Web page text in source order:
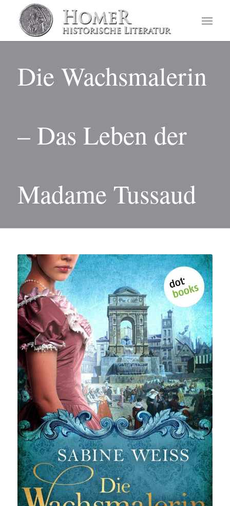
Die Wachsmalerin
– Das Leben der
Madame Tussaud